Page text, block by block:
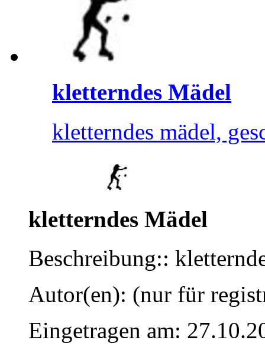
kletterndes Mädel
kletterndes mädel,
kletterndes Mädel
Beschreibung::
Autor(en): (nur für
Eingetragen am: